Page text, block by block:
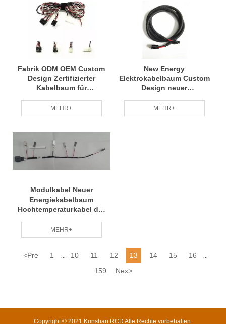
Fabrik ODM OEM Custom
Design Zertifizierter
Kabelbaum für
MEHR+
New Energy
Elektrokabelbaum Custom
Design neuer
MEHR+
Modulkabel Neuer
Energiekabelbaum
Hochtemperaturkabel der
MEHR+
<Pre 1 10 11 12 13 14 15 16
159 Nex>
Copyright © 2021 Kunshan RCD Alle Rechte vorbehalten.